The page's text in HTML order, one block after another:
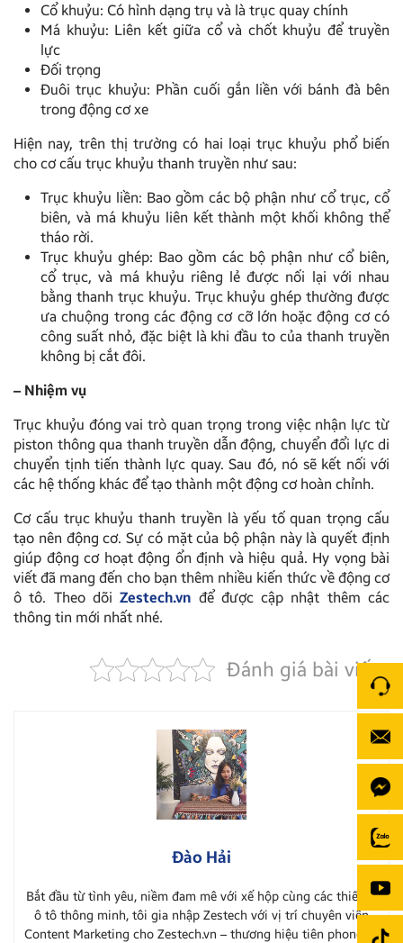
Cổ khuỷu: Có hình dạng trụ và là trục quay chính
Má khuỷu: Liên kết giữa cổ và chốt khuỷu để truyền
lực
Đối trọng
Đuôi trục khuỷu: Phần cuối gắn liền với bánh đà bên
trong động cơ xe
Hiện nay, trên thị trường có hai loại trục khuỷu phổ biến
cho cơ cấu trục khuỷu thanh truyền như sau:
Trục khuỷu liền: Bao gồm các bộ phận như cổ trục, cổ
biên, và má khuỷu liên kết thành một khối không thể
tháo rời.
Trục khuỷu ghép: Bao gồm các bộ phận như cổ biên,
cổ trục, và má khuỷu riêng lẻ được nối lại với nhau
bằng thanh trục khuỷu. Trục khuỷu ghép thường được
ưa chuộng trong các động cơ cỡ lớn hoặc động cơ có
công suất nhỏ, đặc biệt là khi đầu to của thanh truyền
không bị cắt đôi.
– Nhiệm vụ
Trục khuỷu đóng vai trò quan trọng trong việc nhận lực từ
piston thông qua thanh truyền dẫn động, chuyển đổi lực di
chuyển tịnh tiến thành lực quay. Sau đó, nó sẽ kết nối với
các hệ thống khác để tạo thành một động cơ hoàn chỉnh.
Cơ cấu trục khuỷu thanh truyền là yếu tố quan trọng cấu
tạo nên động cơ. Sự có mặt của bộ phận này là quyết định
giúp động cơ hoạt động ổn định và hiệu quả. Hy vọng bài
viết đã mang đến cho bạn thêm nhiều kiến thức về động cơ
ô tô. Theo dõiZestech.vn để được cập nhật thêm các
thông tin mới nhất nhé.
Đánh giá bài viết
Đào Hải
Bắt đầu từ tình yêu, niềm đam mê với xế hộp cùng các thiết bị
ô tô thông minh, tôi gia nhập Zestech với vị trí chuyên viên
Content Marketing cho Zestech.vn – thương hiệu tiên phong về